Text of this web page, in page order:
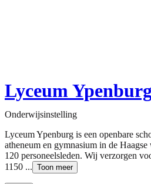
Lyceum
Onderwijsinstelling
Lyceum Ypenburg is een openbare
atheneum en gymnasium in de
120 personeelsleden. Wij verzorgen
1150 ... Toon meer